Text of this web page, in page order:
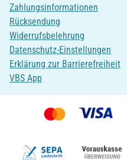
Zahlungsinformationen
Rücksendung
Widerrufsbelehrung
Datenschutz-Einstellungen
Erklärung zur Barrierefreiheit
VBS App